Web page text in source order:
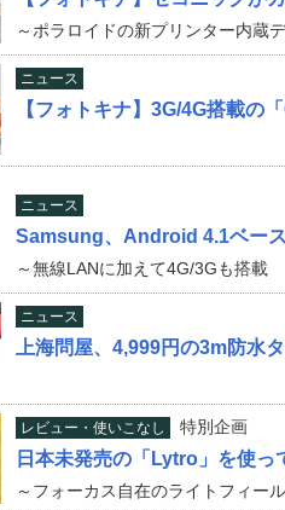
～ポラロイドの新プリンター内蔵
ニュース
【フォトキナ】3G/4G搭載の
ニュース
Samsung、Android 4.1ベー
～無線LANに加えて4G/3Gも搭載
ニュース
上海問屋、4,999円の3m防水
レビュー・使いこなし 特別企画
日本未発売の「Lytro」を使っ
～フォーカス自在のライトフィー